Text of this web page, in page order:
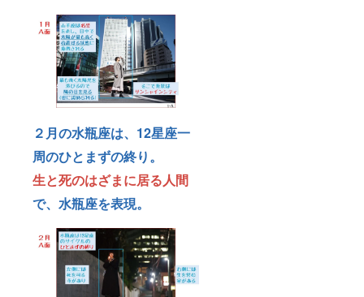
２月の水瓶座は、12星座一
周のひとまずの終り。
生と死のはざまに居る人間
で、水瓶座を表現。